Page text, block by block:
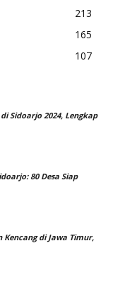
213
165
107
Sidoarjo 2024, Lengkap
80 Desa Siap
Kencang di Jawa Timur,